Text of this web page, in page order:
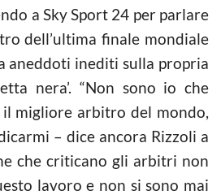
a Sky Sport 24 per parlare
dell’ultima finale mondiale
aneddoti inediti sulla propria
nera’. “Non sono io che
il migliore arbitro del mondo,
– dice ancora Rizzoli a
che criticano gli arbitri non
lavoro e non si sono mai